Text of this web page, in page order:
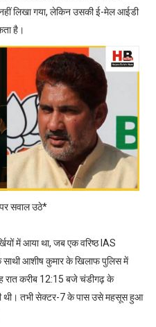
लिखा गया, लेकिन उसकी ई-मेल आईडी
है।
सवाल उठे*
में आया था, जब एक वरिष्ठ IAS
साथी आशीष कुमार के खिलाफ पुलिस में
रात करीब 12:15 बजे चंडीगढ़ के
थी। तभी सेक्टर-7 के पास उसे महसूस हुआ